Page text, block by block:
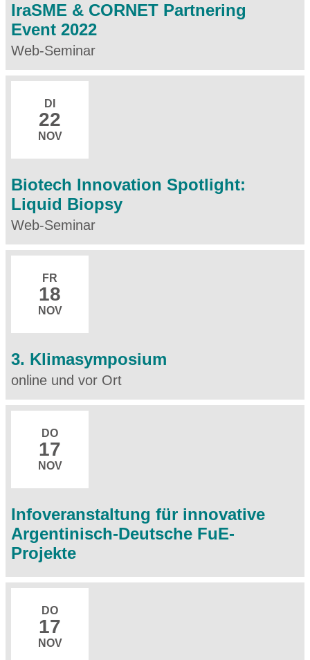
IraSME & CORNET Partnering
Event 2022
Web-Seminar
DI
22
NOV
Biotech Innovation Spotlight:
Liquid Biopsy
Web-Seminar
FR
18
NOV
3. Klimasymposium
online und vor Ort
DO
17
NOV
Infoveranstaltung für innovative
Argentinisch-Deutsche FuE-
Projekte
DO
17
NOV